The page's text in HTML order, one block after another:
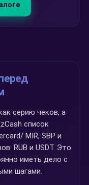
серию чеков, а
список
MIR, SBP и
RUB и USDT. Это
иметь дело с
шагами.